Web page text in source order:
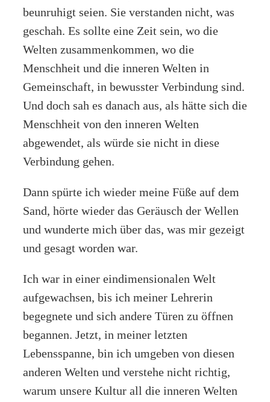
beunruhigt seien. Sie verstanden nicht, was
geschah. Es sollte eine Zeit sein, wo die
Welten zusammenkommen, wo die
Menschheit und die inneren Welten in
Gemeinschaft, in bewusster Verbindung sind.
Und doch sah es danach aus, als hätte sich die
Menschheit von den inneren Welten
abgewendet, als würde sie nicht in diese
Verbindung gehen.
Dann spürte ich wieder meine Füße auf dem
Sand, hörte wieder das Geräusch der Wellen
und wunderte mich über das, was mir gezeigt
und gesagt worden war.
Ich war in einer eindimensionalen Welt
aufgewachsen, bis ich meiner Lehrerin
begegnete und sich andere Türen zu öffnen
begannen. Jetzt, in meiner letzten
Lebensspanne, bin ich umgeben von diesen
anderen Welten und verstehe nicht richtig,
warum unsere Kultur all die inneren Welten